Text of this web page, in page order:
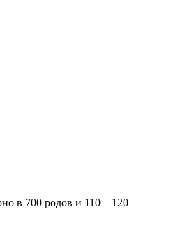
в 700 родов и 110—120